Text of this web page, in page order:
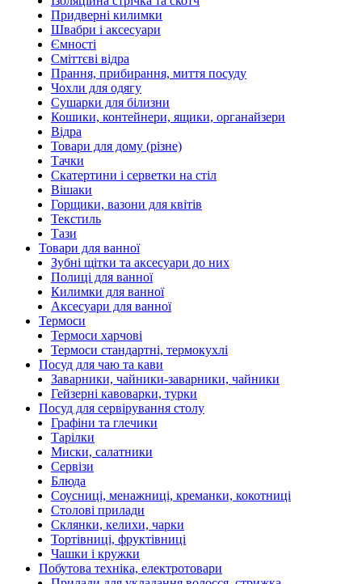
Придверні килимки
Швабри і аксесуари
Ємності
Сміттєві відра
Прання, прибирання, миття посуду
Чохли для одягу
Сушарки для білизни
Кошики, контейнери, ящики, органайзери
Відра
Товари для дому (різне)
Тачки
Скатертини і серветки на стіл
Вішаки
Горщики, вазони для квітів
Текстиль
Тази
Товари для ванної
Зубні щітки та аксесуари до них
Полиці для ванної
Килимки для ванної
Аксесуари для ванної
Термоси
Термоси харчові
Термоси стандартні, термокухлі
Посуд для чаю та кави
Заварники, чайники-заварники, чайники
Гейзерні кавоварки, турки
Посуд для сервірування столу
Графіни та глечики
Тарілки
Миски, салатники
Сервізи
Блюда
Соусниці, менажниці, креманки, кокотниці
Столові прилади
Склянки, келихи, чарки
Тортівниці, фруктівниці
Чашки і кружки
Побутова техніка, електротовари